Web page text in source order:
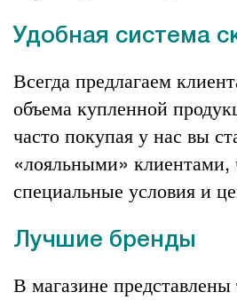
Удобная система
Всегда предлагаем
объема купленной
часто покупая у нас вы
«лояльными» клиентами,
специальные условия и
Лучшие бренды
В магазине представлены